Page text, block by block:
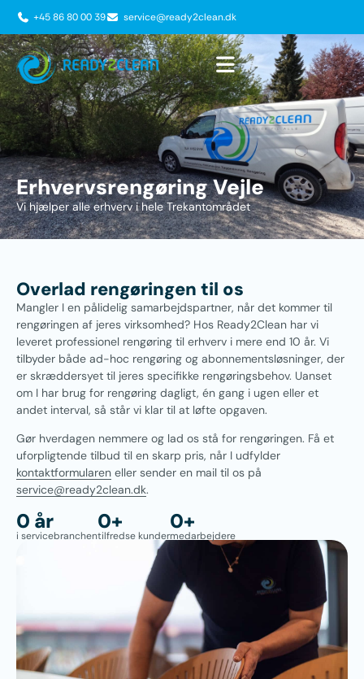
+45 86 80 00 39 service@ready2clean.dk
Erhvervsrengøring Vejle
Vi hjælper alle erhverv i hele Trekantområdet
Overlad rengøringen til os
Mangler I en pålidelig samarbejdspartner, når det kommer til
rengøringen af jeres virksomhed? Hos Ready2Clean har vi
leveret professionel rengøring til erhverv i mere end 10 år. Vi
tilbyder både ad-hoc rengøring og abonnementsløsninger, der
er skræddersyet til jeres specifikke rengøringsbehov. Uanset
om I har brug for rengøring dagligt, én gang i ugen eller et
andet interval, så står vi klar til at løfte opgaven.
Gør hverdagen nemmere og lad os stå for rengøringen. Få et
uforpligtende tilbud til en skarp pris, når I udfylder
kontaktformularen eller sender en mail til os på
service@ready2clean.dk.
i servicebranchen
0 år
tilfredse kunder
0+
medarbejdere
0+